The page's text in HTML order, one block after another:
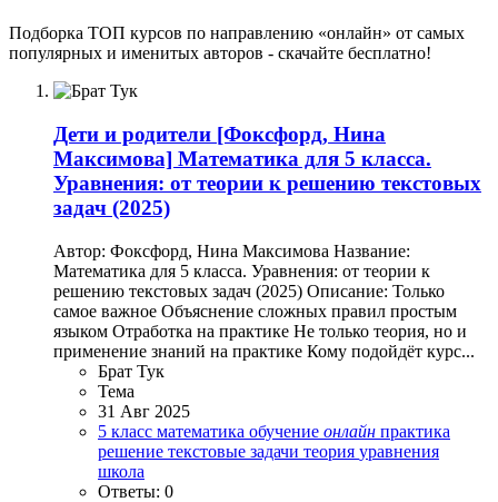
Подборка ТОП курсов по направлению «онлайн» от самых
популярных и именитых авторов - скачайте бесплатно!
Дети и родители [Фоксфорд, Нина
Максимова] Математика для 5 класса.
Уравнения: от теории к решению текстовых
задач (2025)
Автор: Фоксфорд, Нина Максимова Название:
Математика для 5 класса. Уравнения: от теории к
решению текстовых задач (2025) Описание: Только
самое важное Объяснение сложных правил простым
языком Отработка на практике Не только теория, но и
применение знаний на практике Кому подойдёт курс...
Брат Тук
Тема
31 Авг 2025
5 класс математика обучение онлайн практика
решение текстовые задачи теория уравнения
школа
Ответы: 0